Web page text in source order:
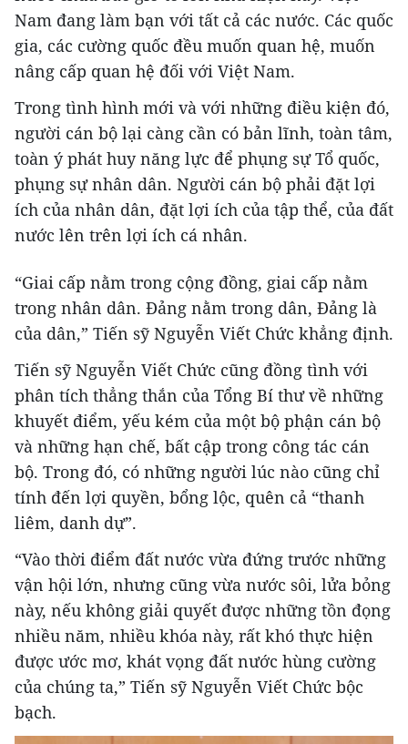
Nam đang làm bạn với tất cả các nước. Các quốc
gia, các cường quốc đều muốn quan hệ, muốn
nâng cấp quan hệ đối với Việt Nam.
Trong tình hình mới và với những điều kiện đó,
người cán bộ lại càng cần có bản lĩnh, toàn tâm,
toàn ý phát huy năng lực để phụng sự Tổ quốc,
phụng sự nhân dân. Người cán bộ phải đặt lợi
ích của nhân dân, đặt lợi ích của tập thể, của đất
nước lên trên lợi ích cá nhân.
“Giai cấp nằm trong cộng đồng, giai cấp nằm
trong nhân dân. Đảng nằm trong dân, Đảng là
của dân,” Tiến sỹ Nguyễn Viết Chức khẳng định.
Tiến sỹ Nguyễn Viết Chức cũng đồng tình với
phân tích thẳng thắn của Tổng Bí thư về những
khuyết điểm, yếu kém của một bộ phận cán bộ
và những hạn chế, bất cập trong công tác cán
bộ. Trong đó, có những người lúc nào cũng chỉ
tính đến lợi quyền, bổng lộc, quên cả “thanh
liêm, danh dự”.
“Vào thời điểm đất nước vừa đứng trước những
vận hội lớn, nhưng cũng vừa nước sôi, lửa bỏng
này, nếu không giải quyết được những tồn đọng
nhiều năm, nhiều khóa này, rất khó thực hiện
được ước mơ, khát vọng đất nước hùng cường
của chúng ta,” Tiến sỹ Nguyễn Viết Chức bộc
bạch.